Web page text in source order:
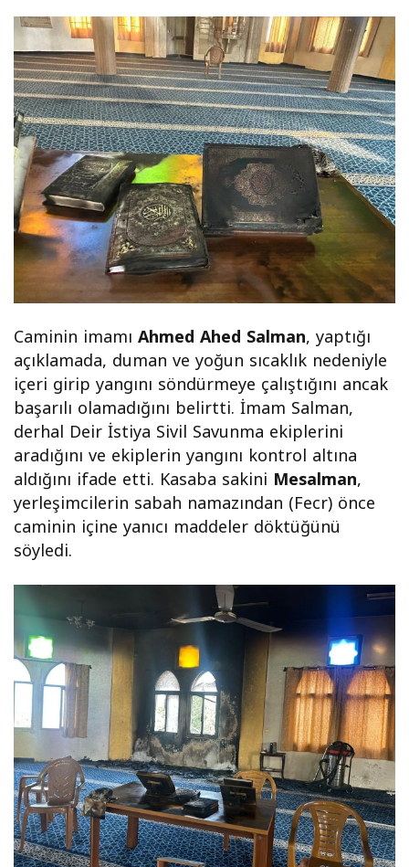
Caminin imamıAhmed Ahed Salman, yaptığı
açıklamada, duman ve yoğun sıcaklık nedeniyle
içeri girip yangını söndürmeye çalıştığını ancak
başarılı olamadığını belirtti. İmam Salman,
derhal Deir İstiya Sivil Savunma ekiplerini
aradığını ve ekiplerin yangını kontrol altına
aldığını ifade etti. Kasaba sakini Mesalman,
yerleşimcilerin sabah namazından (Fecr) önce
caminin içine yanıcı maddeler döktüğünü
söyledi.